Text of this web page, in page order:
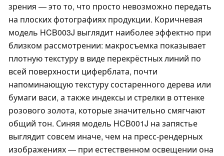
зрения — это то, что просто невозможно передать
на плоских фотографиях продукции. Коричневая
модель HCB003J выглядит наиболее эффектно при
близком рассмотрении: макросъемка показывает
плотную текстуру в виде перекрёстных линий по
всей поверхности циферблата, почти
напоминающую текстуру состаренного дерева или
бумаги васи, а также индексы и стрелки в оттенке
розового золота, которые значительно смягчают
общий тон. Синяя модель HCB001J на запястье
выглядит совсем иначе, чем на пресс-рендерных
изображениях — при естественном освещении она